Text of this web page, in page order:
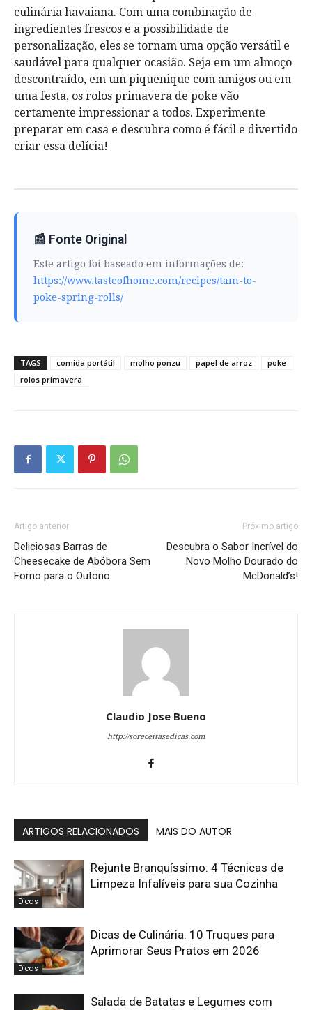
culinária havaiana. Com uma combinação de
ingredientes frescos e a possibilidade de
personalização, eles se tornam uma opção versátil e
saudável para qualquer ocasião. Seja em um almoço
descontraído, em um piquenique com amigos ou em
uma festa, os rolos primavera de poke vão
certamente impressionar a todos. Experimente
preparar em casa e descubra como é fácil e divertido
criar essa delícia!
📰 Fonte Original
Este artigo foi baseado em informações de:
https://www.tasteofhome.com/recipes/tam-to-
poke-spring-rolls/
TAGS comida portátil molho ponzu papel de arroz
poke
rolos primavera
Artigo anterior
Deliciosas Barras de
Cheesecake de Abóbora Sem
Forno para o Outono
Próximo artigo
Descubra o Sabor Incrível do
Novo Molho Dourado do
McDonald’s!
Claudio Jose Bueno
http://soreceitasedicas.com
ARTIGOS RELACIONADOS MAIS DO AUTOR
Dicas
Rejunte Branquíssimo: 4 Técnicas de
Limpeza Infalíveis para sua Cozinha
Dicas
Dicas de Culinária: 10 Truques para
Aprimorar Seus Pratos em 2026
Salada de Batatas e Legumes com